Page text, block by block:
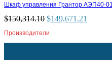
Шкаф управления Грантор АЭП40-
$150,314.10 $149,671.21
Производители